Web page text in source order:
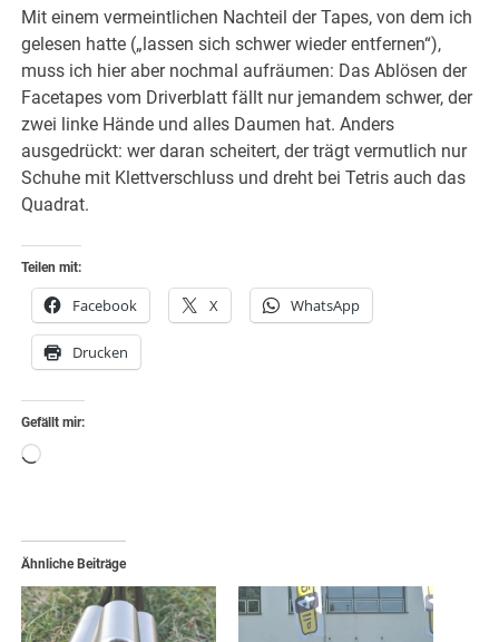
Mit einem vermeintlichen Nachteil der Tapes, von dem ich
gelesen hatte („lassen sich schwer wieder entfernen“),
muss ich hier aber nochmal aufräumen: Das Ablösen der
Facetapes vom Driverblatt fällt nur jemandem schwer, der
zwei linke Hände und alles Daumen hat. Anders
ausgedrückt: wer daran scheitert, der trägt vermutlich nur
Schuhe mit Klettverschluss und dreht bei Tetris auch das
Quadrat.
Teilen mit:
Facebook X WhatsApp
Drucken
Gefällt mir:
Wird
Ähnliche Beiträge